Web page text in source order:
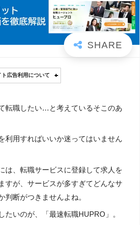
ト広告利用について
転職したい…と考えているそこのあ
利用すればいいか迷ってはいません
は、転職サービスに登録して求人を
すが、サービスが多すぎてどんなサ
判断がつきませんよね。
たいのが、「最速転職HUPRO」。